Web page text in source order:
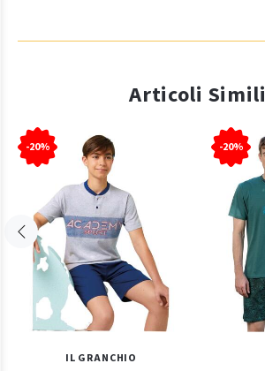
Articoli Simili
-20%
IL GRANCHIO
-20%